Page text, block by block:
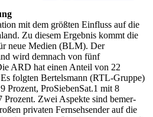
mit dem größten Einfluss auf die
Zu diesem Ergebnis kommt die
neue Medien (BLM). Der
wird demnach von fünf
ARD hat einen Anteil von 22
folgten Bertelsmann (RTL-Gruppe)
Prozent, ProSiebenSat.1 mit 8
Prozent. Zwei Aspekte sind bemer­
privaten Fernsehsen­der auf die